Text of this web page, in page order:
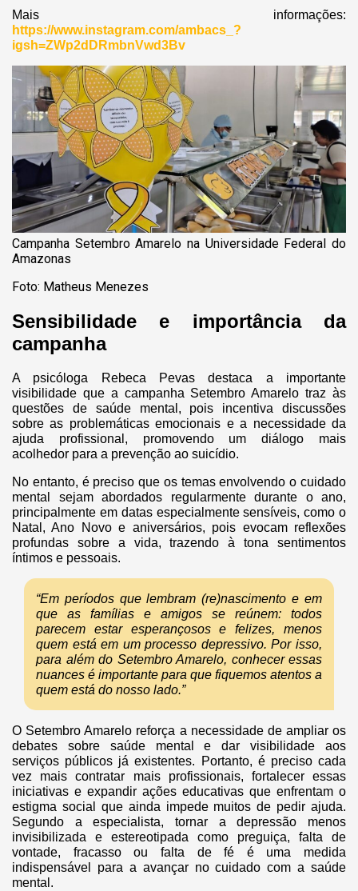
Mais informações:
https://www.instagram.com/ambacs_?
igsh=ZWp2dDRmbnVwd3Bv
Campanha Setembro Amarelo na Universidade Federal do
Amazonas
Foto: Matheus Menezes
Sensibilidade e importância da
campanha
A psicóloga Rebeca Pevas destaca a importante
visibilidade que a campanha Setembro Amarelo traz às
questões de saúde mental, pois incentiva discussões
sobre as problemáticas emocionais e a necessidade da
ajuda profissional, promovendo um diálogo mais
acolhedor para a prevenção ao suicídio.
No entanto, é preciso que os temas envolvendo o cuidado
mental sejam abordados regularmente durante o ano,
principalmente em datas especialmente sensíveis, como o
Natal, Ano Novo e aniversários, pois evocam reflexões
profundas sobre a vida, trazendo à tona sentimentos
íntimos e pessoais.
“Em períodos que lembram (re)nascimento e em
que as famílias e amigos se reúnem: todos
parecem estar esperançosos e felizes, menos
quem está em um processo depressivo. Por isso,
para além do Setembro Amarelo, conhecer essas
nuances é importante para que fiquemos atentos a
quem está do nosso lado.”
O Setembro Amarelo reforça a necessidade de ampliar os
debates sobre saúde mental e dar visibilidade aos
serviços públicos já existentes. Portanto, é preciso cada
vez mais contratar mais profissionais, fortalecer essas
iniciativas e expandir ações educativas que enfrentam o
estigma social que ainda impede muitos de pedir ajuda.
Segundo a especialista, tornar a depressão menos
invisibilizada e estereotipada como preguiça, falta de
vontade, fracasso ou falta de fé é uma medida
indispensável para a avançar no cuidado com a saúde
mental.